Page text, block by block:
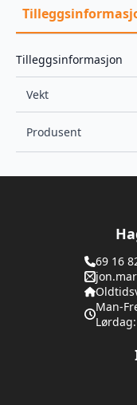
Tilleggsinformasjon
Vekt
Produsent
69 16
Man-